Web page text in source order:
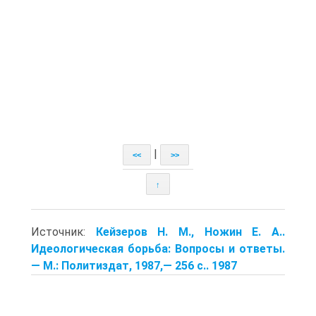
<< >>
↑
Источник: Кейзеров Н. М., Ножин Е. А..
Идеологическая борьба: Вопросы и ответы.
— М.: Политиздат, 1987,— 256 с.. 1987